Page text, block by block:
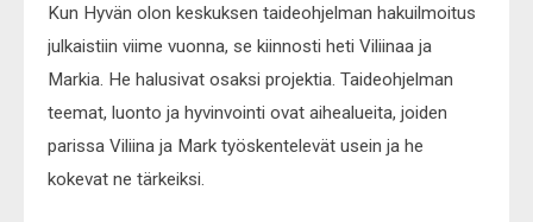
Kun Hyvän olon keskuksen taideohjelman hakuilmoitus
julkaistiin viime vuonna, se kiinnosti heti Viliinaa ja
Markia. He halusivat osaksi projektia. Taideohjelman
teemat, luonto ja hyvinvointi ovat aihealueita, joiden
parissa Viliina ja Mark työskentelevät usein ja he
kokevat ne tärkeiksi.